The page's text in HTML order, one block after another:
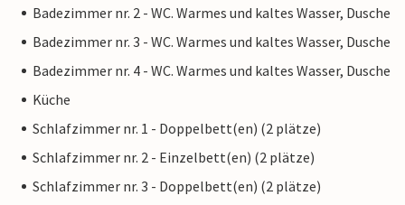
Badezimmer nr. 2 - WC. Warmes und kaltes Wasser, Dusche
Badezimmer nr. 3 - WC. Warmes und kaltes Wasser, Dusche
Badezimmer nr. 4 - WC. Warmes und kaltes Wasser, Dusche
Küche
Schlafzimmer nr. 1 - Doppelbett(en) (2 plätze)
Schlafzimmer nr. 2 - Einzelbett(en) (2 plätze)
Schlafzimmer nr. 3 - Doppelbett(en) (2 plätze)